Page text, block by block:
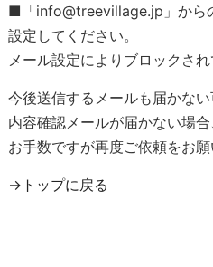
■「info@treevillage.jp」から
設定してください。
メール設定によりブロックさ
今後送信するメールも届かない
内容確認メールが届かない場合
お手数ですが再度ご依頼をお願
→トップに戻る